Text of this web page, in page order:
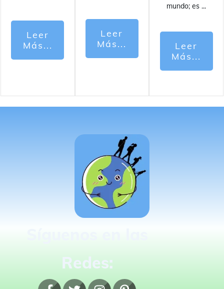
Leer
Más...
Leer
Más...
mundo; es ...
Leer
Más...
Redes: